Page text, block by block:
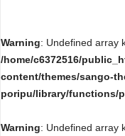
Warning: Undefined array
/home/c6372516/
content/themes/sango-
poripu/library/functions/
Warning: Undefined array